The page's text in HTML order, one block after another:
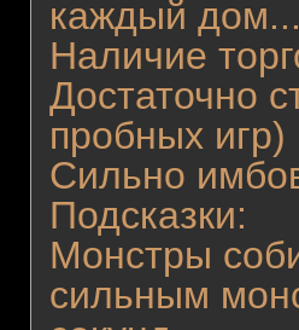
каждый дом...
Наличие
Достаточно
пробных игр)
Сильно
Подсказки:
Монстры
сильным